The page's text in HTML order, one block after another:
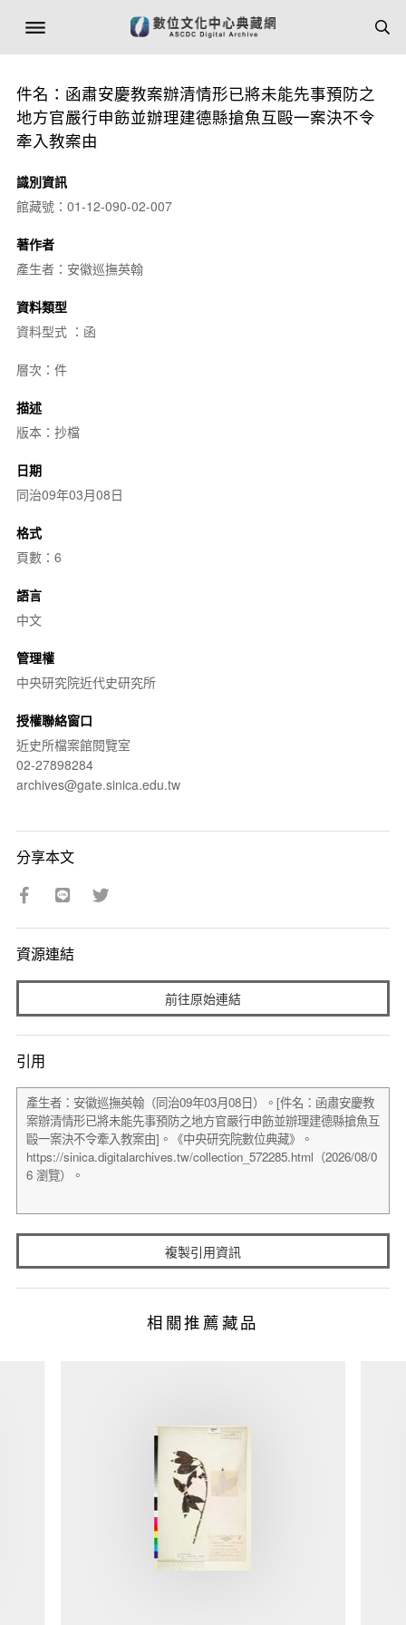
件名：函肅安慶教案辦清情形已將未能先事預防之
地方官嚴行申飭並辦理建德縣搶魚互毆一案決不令
牽入教案由
識別資訊
館藏號：01-12-090-02-007
著作者
產生者：安徽巡撫英翰
資料類型
資料型式 ：函
層次：件
描述
版本：抄檔
日期
同治09年03月08日
格式
頁數：6
語言
中文
管理權
中央研究院近代史研究所
授權聯絡窗口
近史所檔案館閱覽室
02-27898284
archives@gate.sinica.edu.tw
分享本文
資源連結
前往原始連結
引用
複製引用資訊
相關推薦藏品